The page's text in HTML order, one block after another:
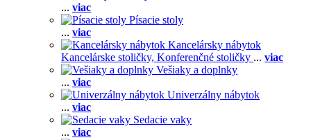
... viac
Písacie stoly
... viac
Kancelársky nábytok
Kancelárske stoličky, Konferenčné stoličky ... viac
Vešiaky a doplnky
... viac
Univerzálny nábytok
... viac
Sedacie vaky
... viac